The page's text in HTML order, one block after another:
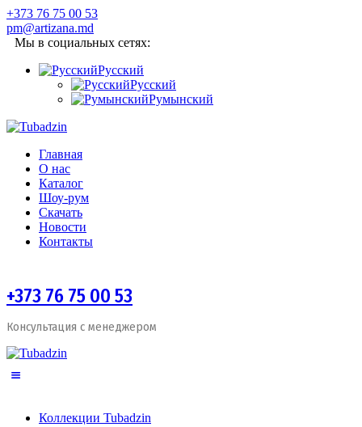
+373 76 75 00 53
pm@artizana.md
Мы в социальных сетях:
Русский
Русский
Румынский
Главная
О нас
Каталог
Шоу-рум
Скачать
Новости
Контакты
+373 76 75 00 53
Консультация с менеджером
Коллекции Tubadzin